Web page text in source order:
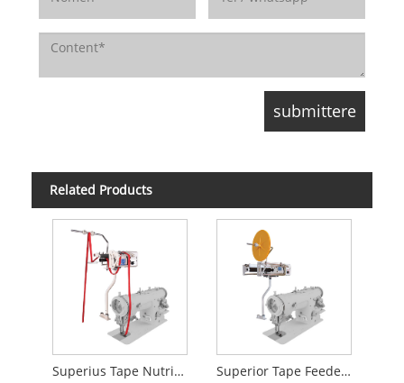
Related Products
Superius Tape Nutritor Latitudo 70mm Superior Tape Feeder Pasce Latitudo 200mm